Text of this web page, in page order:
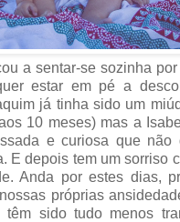
a sentar-se sozinha
estar em pé a
já tinha sido um
10 meses) mas a
e curiosa que não
E depois tem um sorriso
Anda por estes dias,
próprias
sido tudo menos